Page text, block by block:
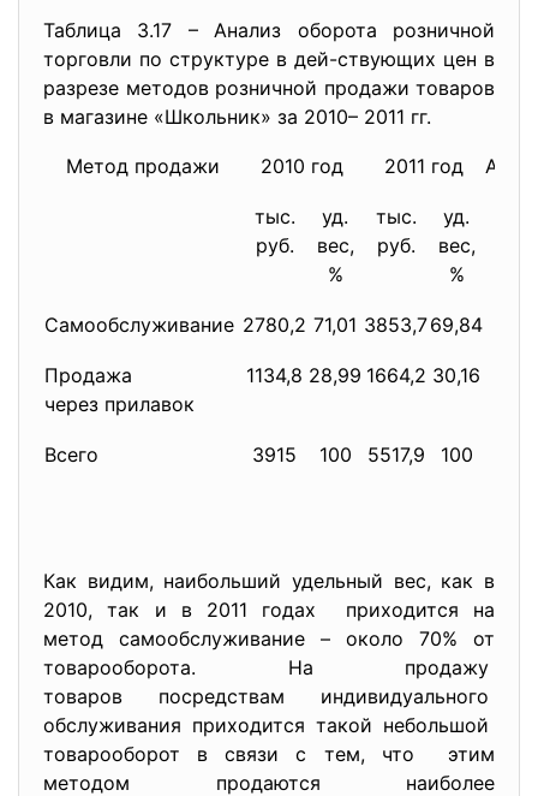
Таблица 3.17 – Анализ оборота розничной
торговли по структуре в дей-ствующих цен в
разрезе методов розничной продажи товаров
в магазине «Школьник» за 2010– 2011 гг.
Метод продажи 2010 год 2011 год
тыс.
руб.
уд.
вес,
%
тыс.
руб.
уд.
вес,
%
Самообслуживание 2780,2 71,01 3853,769,84
Продажа
через прилавок
1134,8 28,99 1664,2 30,16
Всего 3915 100 5517,9 100
Как видим, наибольший удельный вес, как в
2010, так и в 2011 годах приходится на
метод самообслуживание – около 70% от
товарооборота. На продажу
товаров посредствам индивидуального
обслуживания приходится такой небольшой
товарооборот в связи с тем, что этим
методом продаются наиболее